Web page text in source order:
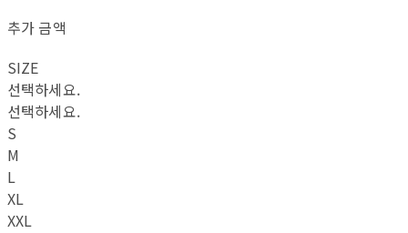
추가 금액
SIZE
선택하세요.
선택하세요.
S
M
L
XL
XXL